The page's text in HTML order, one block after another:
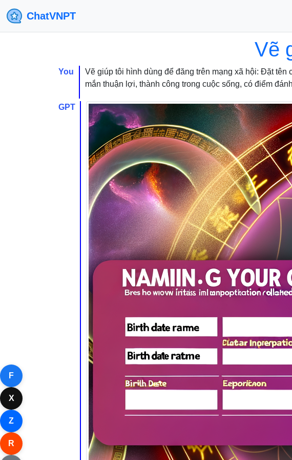
ChatVNPT
Vẽ
You
Vẽ giúp tôi hình dùng để đăng trên mạng xã hội: Đặt tên
mắn thuận lợi, thành công trong cuộc sống, có điểm
GPT
F
X
Z
R